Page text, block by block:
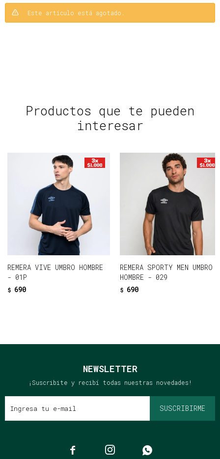
Este artículo está agotado.
Productos que te pueden
interesar
REMERA VIVE UMBRO HOMBRE
- 01P
$ 690
REMERA SPORTY MEN UMBRO
HOMBRE - 029
$ 690
NEWSLETTER
¡Suscribite y recibí todas nuestras novedades!
SUSCRIBIRME
  